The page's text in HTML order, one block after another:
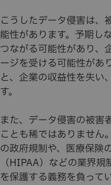
こうしたデータ侵害は、
能性があります。予期し
つながる可能性があり、
ージを受ける可能性があ
と、企業の収益性を失い
す。
また、データ侵害の被害
ことも稀ではありません
の政府規制や、医療保険
（HIPAA）などの業界
を保護する義務を負ってい